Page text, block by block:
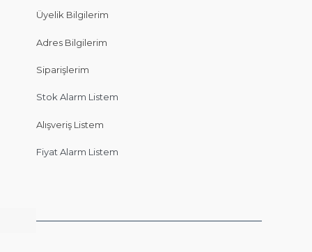
Üyelik Bilgilerim
Adres Bilgilerim
Siparişlerim
Stok Alarm Listem
Alışveriş Listem
Fiyat Alarm Listem